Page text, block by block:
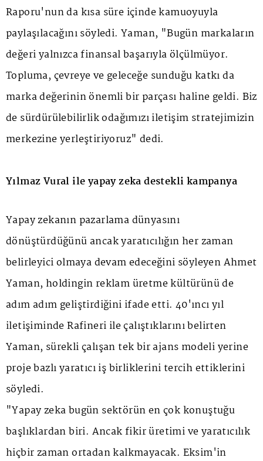
Raporu'nun da kısa süre içinde kamuoyuyla
paylaşılacağını söyledi. Yaman, "Bugün markaların
değeri yalnızca finansal başarıyla ölçülmüyor.
Topluma, çevreye ve geleceğe sunduğu katkı da
marka değerinin önemli bir parçası haline geldi. Biz
de sürdürülebilirlik odağımızı iletişim stratejimizin
merkezine yerleştiriyoruz" dedi.
Yılmaz Vural ile yapay zeka destekli kampanya
Yapay zekanın pazarlama dünyasını
dönüştürdüğünü ancak yaratıcılığın her zaman
belirleyici olmaya devam edeceğini söyleyen Ahmet
Yaman, holdingin reklam üretme kültürünü de
adım adım geliştirdiğini ifade etti. 40'ıncı yıl
iletişiminde Rafineri ile çalıştıklarını belirten
Yaman, sürekli çalışan tek bir ajans modeli yerine
proje bazlı yaratıcı iş birliklerini tercih ettiklerini
söyledi.
"Yapay zeka bugün sektörün en çok konuştuğu
başlıklardan biri. Ancak fikir üretimi ve yaratıcılık
hiçbir zaman ortadan kalkmayacak. Eksim'in